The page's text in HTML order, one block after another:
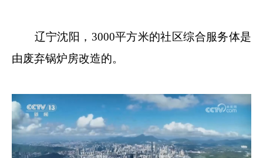
辽宁沈阳，3000平方米的社区综合服务体是
由废弃锅炉房改造的。